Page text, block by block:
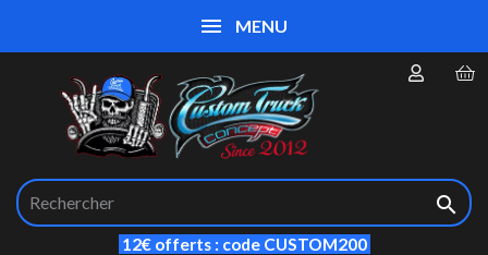

12€ offerts : code CUSTOM200
MENU